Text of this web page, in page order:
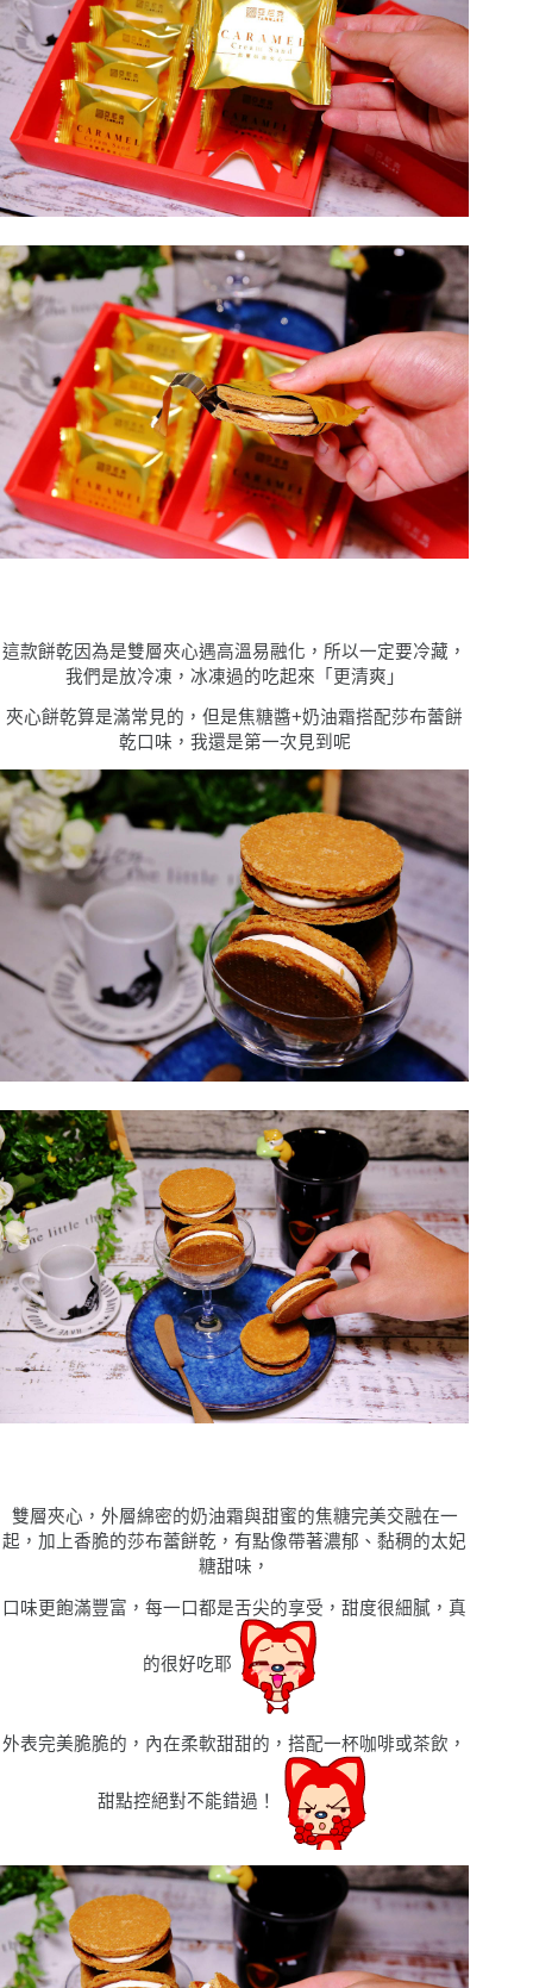
這款餅乾因為是雙層夾心遇高溫易融化，所以一定要冷藏，
我們是放冷凍，冰凍過的吃起來「更清爽」
夾心餅乾算是滿常見的，但是焦糖醬+奶油霜搭配莎布蕾餅
乾口味，我還是第一次見到呢
雙層夾心，外層綿密的奶油霜與甜蜜的焦糖完美交融在一
起，加上香脆的莎布蕾餅乾，有點像帶著濃郁、黏稠的太妃
糖甜味，
口味更飽滿豐富，每一口都是舌尖的享受，甜度很細膩，真
的很好吃耶
外表完美脆脆的，內在柔軟甜甜的，搭配一杯咖啡或茶飲，
甜點控絕對不能錯過！